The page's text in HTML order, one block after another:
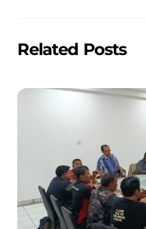
Related Posts